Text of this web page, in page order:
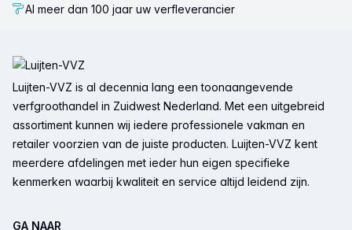
Al meer dan 100 jaar uw verfleverancier
Luijten-VVZ is al decennia lang een toonaangevende
verfgroothandel in Zuidwest Nederland. Met een uitgebreid
assortiment kunnen wij iedere professionele vakman en
retailer voorzien van de juiste producten. Luijten-VVZ kent
meerdere afdelingen met ieder hun eigen specifieke
kenmerken waarbij kwaliteit en service altijd leidend zijn.
GA NAAR